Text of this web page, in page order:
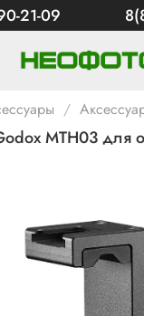
21-09
MTH03 для